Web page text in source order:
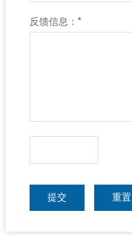
反馈信息： *
提交 重置